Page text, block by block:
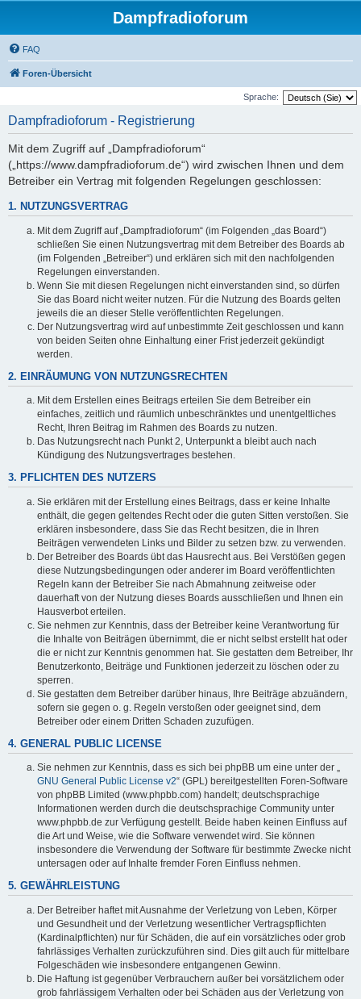
Dampfradioforum
FAQ
Foren-Übersicht
Sprache:
Dampfradioforum - Registrierung
Mit dem Zugriff auf „Dampfradioforum“
(„https://www.dampfradioforum.de“) wird zwischen Ihnen und dem
Betreiber ein Vertrag mit folgenden Regelungen geschlossen:
1. NUTZUNGSVERTRAG
Mit dem Zugriff auf „Dampfradioforum“ (im Folgenden „das Board“)
schließen Sie einen Nutzungsvertrag mit dem Betreiber des Boards ab
(im Folgenden „Betreiber“) und erklären sich mit den nachfolgenden
Regelungen einverstanden.
Wenn Sie mit diesen Regelungen nicht einverstanden sind, so dürfen
Sie das Board nicht weiter nutzen. Für die Nutzung des Boards gelten
jeweils die an dieser Stelle veröffentlichten Regelungen.
Der Nutzungsvertrag wird auf unbestimmte Zeit geschlossen und kann
von beiden Seiten ohne Einhaltung einer Frist jederzeit gekündigt
werden.
2. EINRÄUMUNG VON NUTZUNGSRECHTEN
Mit dem Erstellen eines Beitrags erteilen Sie dem Betreiber ein
einfaches, zeitlich und räumlich unbeschränktes und unentgeltliches
Recht, Ihren Beitrag im Rahmen des Boards zu nutzen.
Das Nutzungsrecht nach Punkt 2, Unterpunkt a bleibt auch nach
Kündigung des Nutzungsvertrages bestehen.
3. PFLICHTEN DES NUTZERS
Sie erklären mit der Erstellung eines Beitrags, dass er keine Inhalte
enthält, die gegen geltendes Recht oder die guten Sitten verstoßen. Sie
erklären insbesondere, dass Sie das Recht besitzen, die in Ihren
Beiträgen verwendeten Links und Bilder zu setzen bzw. zu verwenden.
Der Betreiber des Boards übt das Hausrecht aus. Bei Verstößen gegen
diese Nutzungsbedingungen oder anderer im Board veröffentlichten
Regeln kann der Betreiber Sie nach Abmahnung zeitweise oder
dauerhaft von der Nutzung dieses Boards ausschließen und Ihnen ein
Hausverbot erteilen.
Sie nehmen zur Kenntnis, dass der Betreiber keine Verantwortung für
die Inhalte von Beiträgen übernimmt, die er nicht selbst erstellt hat oder
die er nicht zur Kenntnis genommen hat. Sie gestatten dem Betreiber, Ihr
Benutzerkonto, Beiträge und Funktionen jederzeit zu löschen oder zu
sperren.
Sie gestatten dem Betreiber darüber hinaus, Ihre Beiträge abzuändern,
sofern sie gegen o. g. Regeln verstoßen oder geeignet sind, dem
Betreiber oder einem Dritten Schaden zuzufügen.
4. GENERAL PUBLIC LICENSE
Sie nehmen zur Kenntnis, dass es sich bei phpBB um eine unter der „
GNU General Public License v2“ (GPL) bereitgestellten Foren-Software
von phpBB Limited (www.phpbb.com) handelt; deutschsprachige
Informationen werden durch die deutschsprachige Community unter
www.phpbb.de zur Verfügung gestellt. Beide haben keinen Einfluss auf
die Art und Weise, wie die Software verwendet wird. Sie können
insbesondere die Verwendung der Software für bestimmte Zwecke nicht
untersagen oder auf Inhalte fremder Foren Einfluss nehmen.
5. GEWÄHRLEISTUNG
Der Betreiber haftet mit Ausnahme der Verletzung von Leben, Körper
und Gesundheit und der Verletzung wesentlicher Vertragspflichten
(Kardinalpflichten) nur für Schäden, die auf ein vorsätzliches oder grob
fahrlässiges Verhalten zurückzuführen sind. Dies gilt auch für mittelbare
Folgeschäden wie insbesondere entgangenen Gewinn.
Die Haftung ist gegenüber Verbrauchern außer bei vorsätzlichem oder
grob fahrlässigem Verhalten oder bei Schäden aus der Verletzung von